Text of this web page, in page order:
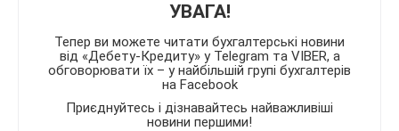
УВАГА!
Тепер ви можете читати бухгалтерські новини
від «Дебету-Кредиту» у Telegram та VIBER, а
обговорювати їх – у найбільшій групі бухгалтерів
на Facebook
Приєднуйтесь і дізнавайтесь найважливіші
новини першими!